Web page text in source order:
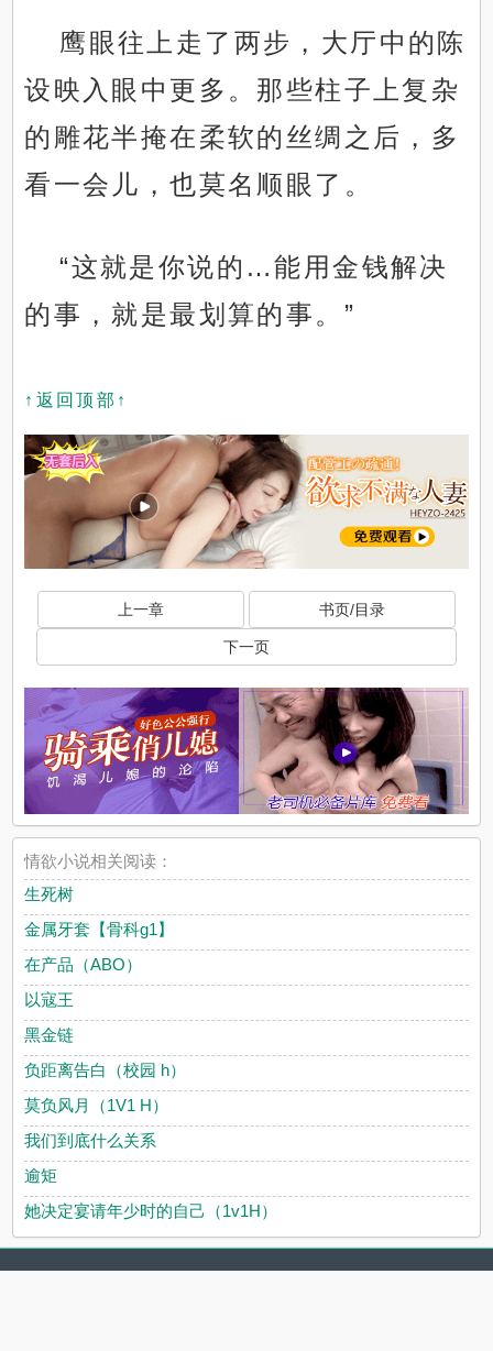
鹰眼往上走了两步，大厅中的陈
设映入眼中更多。那些柱子上复杂
的雕花半掩在柔软的丝绸之后，多
看一会儿，也莫名顺眼了。
“这就是你说的…能用金钱解决
的事，就是最划算的事。”
↑返回顶部↑
上一章 书页/目录
下一页
情欲小说相关阅读：
生死树
金属牙套【骨科g1】
在产品（ABO）
以寇王
黑金链
负距离告白（校园 h）
莫负风月（1V1 H）
我们到底什么关系
逾矩
她决定宴请年少时的自己（1v1H）